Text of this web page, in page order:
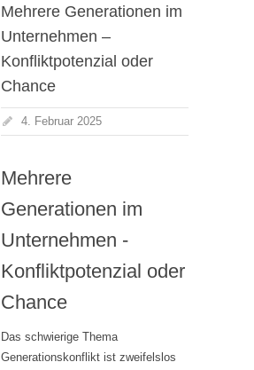
Mehrere Generationen im
Unternehmen –
Konfliktpotenzial oder
Chance
4. Februar 2025
Mehrere
Generationen im
Unternehmen -
Konfliktpotenzial oder
Chance
Das schwierige Thema
Generationskonflikt ist zweifelslos